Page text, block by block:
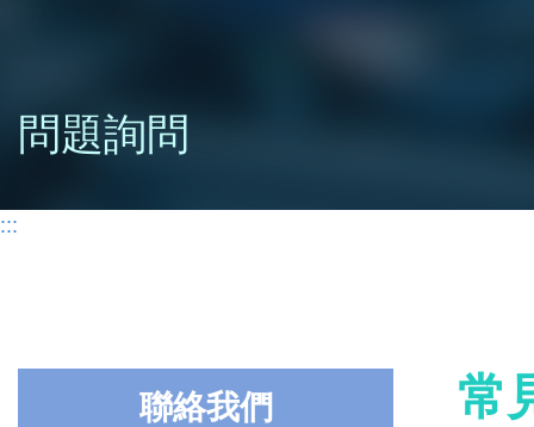
問題詢問
:::
聯絡我們 常